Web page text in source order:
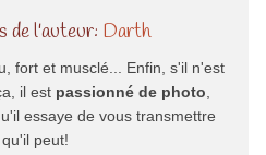
de l'auteur: Darth
fort et musclé... Enfin, s'il n'est
il est passionné de photo
essaye de vous transmettre
peut!